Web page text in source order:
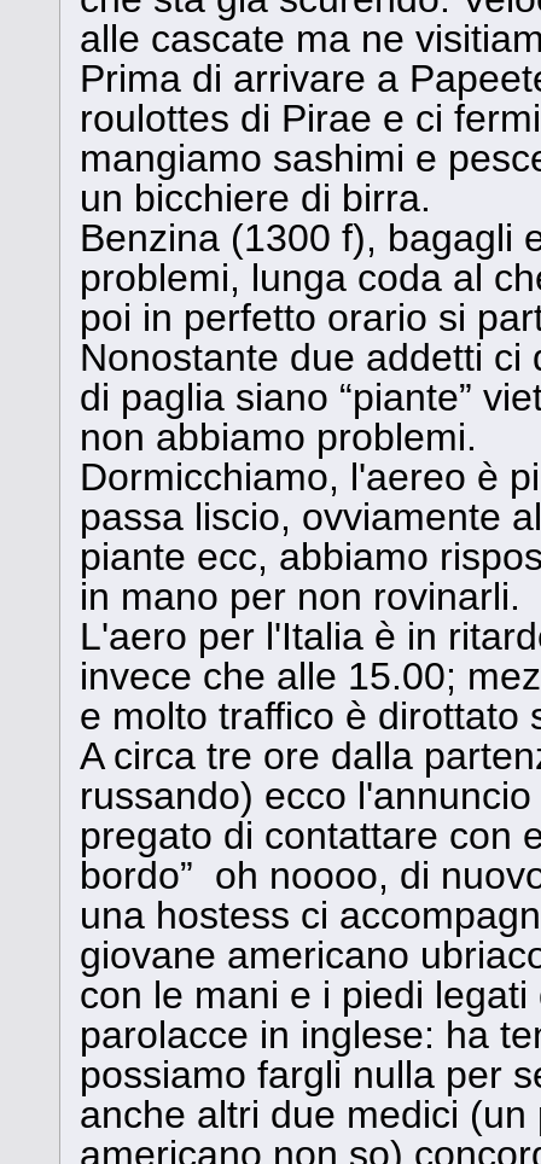
alle cascate ma ne
Prima di arrivare a
roulottes di Pirae e ci
mangiamo sashimi e
un bicchiere di birra.
Benzina (1300 f), bagagli
problemi, lunga coda al
poi in perfetto orario si
Nonostante due addetti
di paglia siano “piante”
non abbiamo problemi.
Dormicchiamo, l'aereo è
passa liscio, ovviamente
piante ecc, abbiamo
in mano per non rovinarli.
L'aero per l'Italia è in
invece che alle 15.00;
e molto traffico è dirottato
A circa tre ore dalla
russando) ecco
pregato di contattare con
bordo” oh noooo, di
una hostess ci
giovane americano
con le mani e i piedi
parolacce in inglese: ha
possiamo fargli nulla per
anche altri due medici
americano non so)